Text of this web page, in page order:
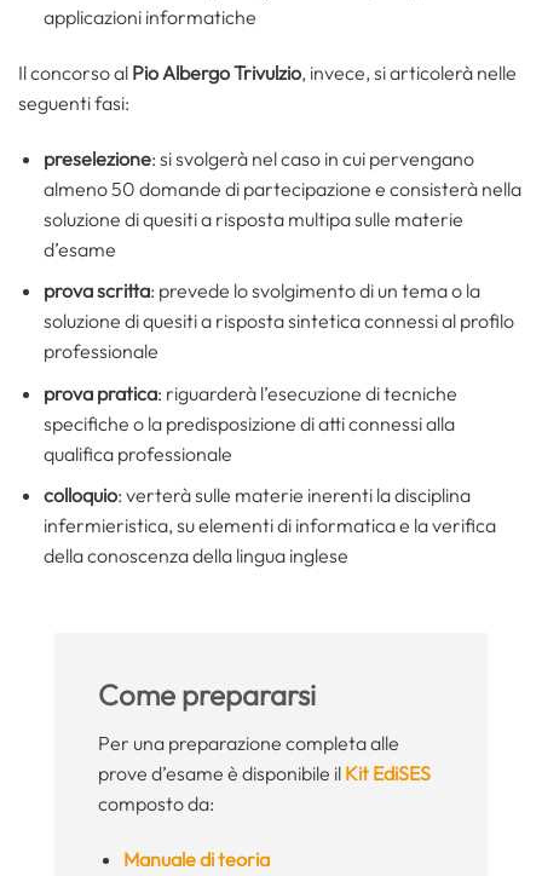
applicazioni informatiche
Il concorso al Pio Albergo Trivulzio, invece, si articolerà nelle
seguenti fasi:
preselezione: si svolgerà nel caso in cui pervengano
almeno 50 domande di partecipazione e consisterà nella
soluzione di quesiti a risposta multipa sulle materie
d’esame
prova scritta: prevede lo svolgimento di un tema o la
soluzione di quesiti a risposta sintetica connessi al profilo
professionale
prova pratica: riguarderà l’esecuzione di tecniche
specifiche o la predisposizione di atti connessi alla
qualifica professionale
colloquio: verterà sulle materie inerenti la disciplina
infermieristica, su elementi di informatica e la verifica
della conoscenza della lingua inglese
Come prepararsi
Per una preparazione completa alle
prove d’esame è disponibile il Kit EdiSES
composto da:
Manuale di teoria